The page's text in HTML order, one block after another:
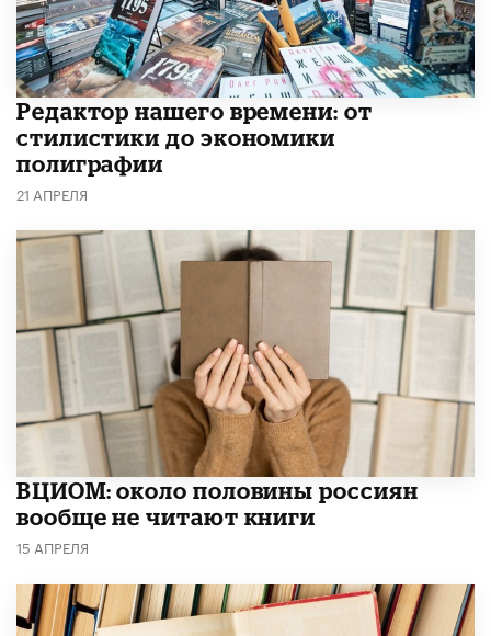
Редактор нашего времени: от
стилистики до экономики
полиграфии
21 АПРЕЛЯ
ВЦИОМ: около половины россиян
вообще не читают книги
15 АПРЕЛЯ